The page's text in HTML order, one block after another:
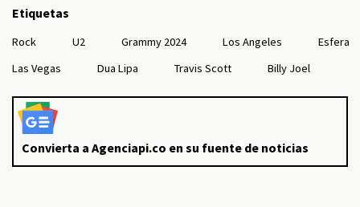
Etiquetas
Rock U2 Grammy 2024 Los Angeles
Esfera
Las Vegas
Dua Lipa Travis Scott Billy Joel
Convierta a Agenciapi.co en su fuente de noticias